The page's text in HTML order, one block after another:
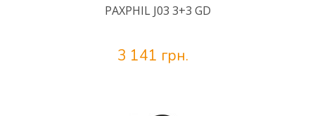
PAXPHIL J03 3+3 GD
3 141 грн.